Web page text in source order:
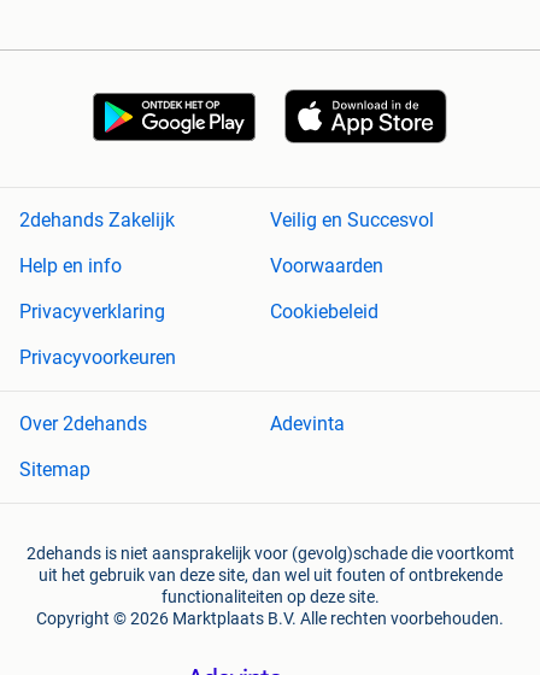
2dehands Zakelijk
Veilig en Succesvol
Help en info
Voorwaarden
Privacyverklaring
Cookiebeleid
Privacyvoorkeuren
Over 2dehands
Adevinta
Sitemap
2dehands is niet aansprakelijk voor (gevolg)schade die voortkomt
uit het gebruik van deze site, dan wel uit fouten of ontbrekende
functionaliteiten op deze site.
Copyright © 2026 Marktplaats B.V. Alle rechten voorbehouden.